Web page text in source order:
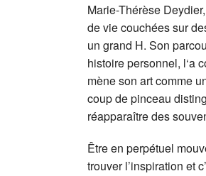
Marie-Thérèse
de vie couchées sur
un grand H. Son
histoire personnel, l‘a
mène son art comme
coup de pinceau
réapparaître des
Être en perpétuel
trouver l’inspiration et